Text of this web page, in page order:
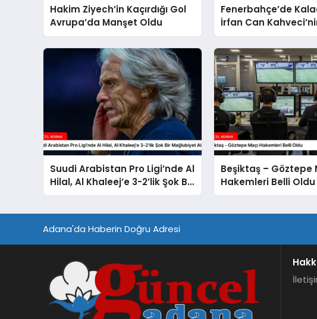
Hakim Ziyech’in Kaçırdığı Gol
Avrupa’da Manşet Oldu
Fenerbahçe’de
İrfan Can
Sözleşmesi
Suudi Arabistan Pro Ligi’nde Al
Hilal, Al Khaleej’e 3-2’lik Şok Bir
Mağlubiyet Aldı
Beşiktaş – Göztepe
Hakemleri Belli Oldu
Adana'da Haberin Doğru Adresi